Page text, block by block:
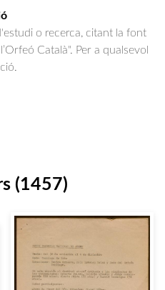
o recerca, citant la font
Català". Per a qualsevol
(1457)